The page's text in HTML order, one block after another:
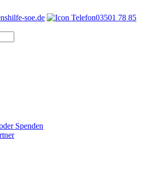
soe.de
03501 78 85
Spenden